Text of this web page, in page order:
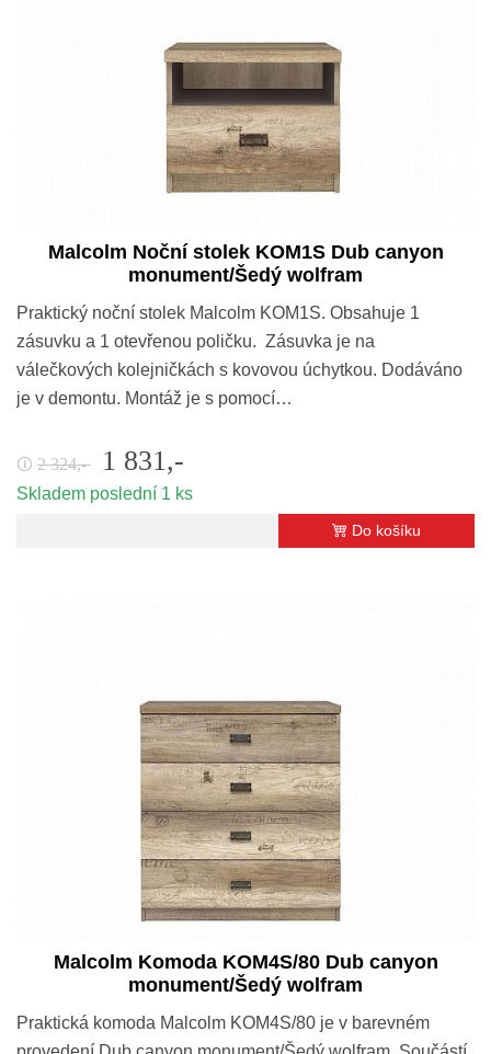
Malcolm Noční stolek KOM1S Dub canyon
monument/Šedý wolfram
Praktický noční stolek Malcolm KOM1S. Obsahuje 1
zásuvku a 1 otevřenou poličku. Zásuvka je na
válečkových kolejničkách s kovovou úchytkou. Dodáváno
je v demontu. Montáž je s pomocí…
🛈 2 324,- 1 831,-
Skladem poslední 1 ks
Do košíku
Malcolm Komoda KOM4S/80 Dub canyon
monument/Šedý wolfram
Praktická komoda Malcolm KOM4S/80 je v barevném